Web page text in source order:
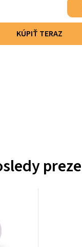
KÚPIŤ TERAZ